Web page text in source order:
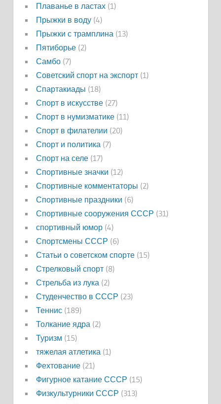
Плаванье в ластах(1)
Прыжки в воду(4)
Прыжки с трамплина(13)
Пятиборье(2)
Самбо(7)
Советский спорт на экспорт(1)
Спартакиады (18)
Спорт в искусстве(27)
Спорт в нумизматике(11)
Спорт в филателии (20)
Спорт и политика(7)
Спорт на селе(17)
Спортивные значки (12)
Спортивные комментаторы (2)
Спортивные праздники (6)
Спортивные сооружения СССР (31)
спортивный юмор(4)
Спортсмены СССР (6)
Статьи о советском спорте(15)
Стрелковый спорт(8)
Стрельба из лука(2)
Студенчество в СССР (23)
Теннис(189)
Толкание ядра(2)
Туризм (15)
тяжелая атлетика(1)
Фехтование(21)
Фигурное катание СССР (15)
Физкультурники СССР (313)